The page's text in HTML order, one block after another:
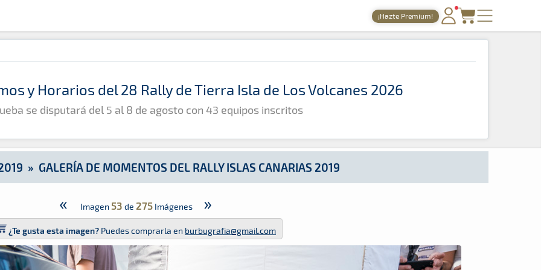
¡Hazte Premium!
PORTADA
TIEMPOS ONLINE
GALERÍAS
ARCHIVO
Islas Canarias 2019
y Horarios del 28 Rally de Tierra Isla de Los Volcanes 2026
se disputará del 5 al 8 de agosto con 43 equipos inscritos
» GALERÍA DE MOMENTOS DEL RALLY ISLAS CANARIAS 2019
« Imagen 53 de 275Imágenes »
¿Te gusta esta imagen? Puedes comprarla en burbugrafia@gmail.com